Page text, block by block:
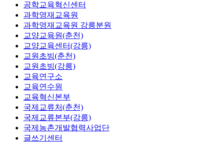
공학교육혁신센터
과학영재교육원
과학영재교육원 강릉분원
교양교육원(춘천)
교양교육센터(강릉)
교원초빙(춘천)
교원초빙(강릉)
교육연구소
교육연수원
교육혁신본부
국제교류처(춘천)
국제교류본부(강릉)
국제농촌개발협력사업단
글쓰기센터